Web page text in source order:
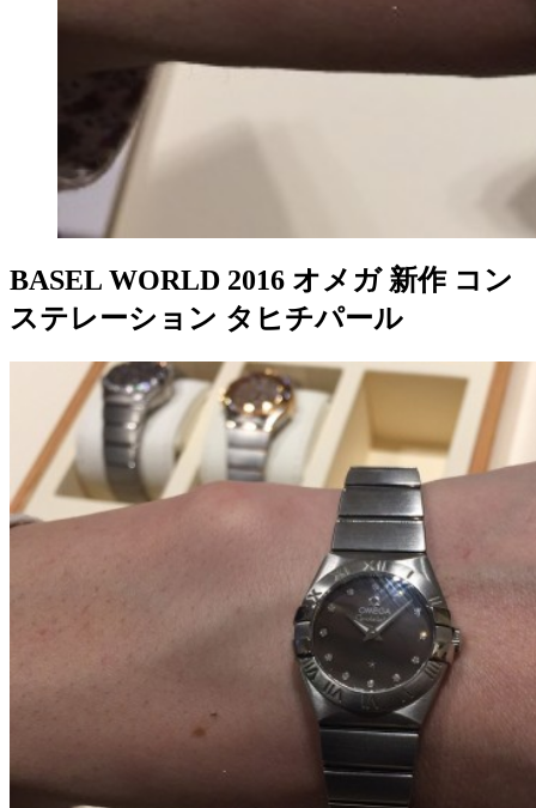
BASEL WORLD 2016 オメガ 新作 コン
ステレーション タヒチパール